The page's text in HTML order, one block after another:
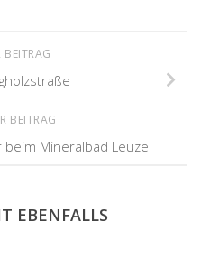
BEITRAG
BEITRAG
Mineralbad Leuze
EBENFALLS